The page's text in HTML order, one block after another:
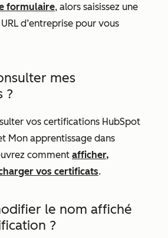
formulaire, alors saisissez une
d’entreprise pour vous
mes
?
vos certifications HubSpot
Mon apprentissage dans
comment afficher,
vos certificats.
le nom affiché
?